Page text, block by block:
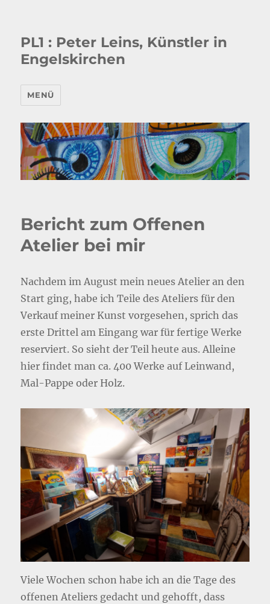
PL1 : Peter Leins, Künstler in
Engelskirchen
MENÜ
Bericht zum Offenen
Atelier bei mir
Nachdem im August mein neues Atelier an den
Start ging, habe ich Teile des Ateliers für den
Verkauf meiner Kunst vorgesehen, sprich das
erste Drittel am Eingang war für fertige Werke
reserviert. So sieht der Teil heute aus. Alleine
hier findet man ca. 400 Werke auf Leinwand,
Mal-Pappe oder Holz.
Viele Wochen schon habe ich an die Tage des
offenen Ateliers gedacht und gehofft, dass